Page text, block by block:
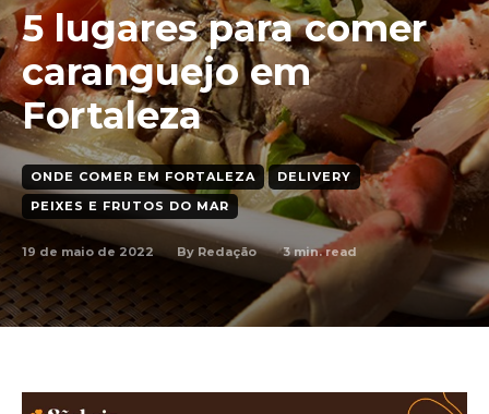
5 lugares para comer
caranguejo em
Fortaleza
ONDE COMER EM FORTALEZA
DELIVERY
PEIXES E FRUTOS DO MAR
19 de maio de 2022 By Redação 3min. read